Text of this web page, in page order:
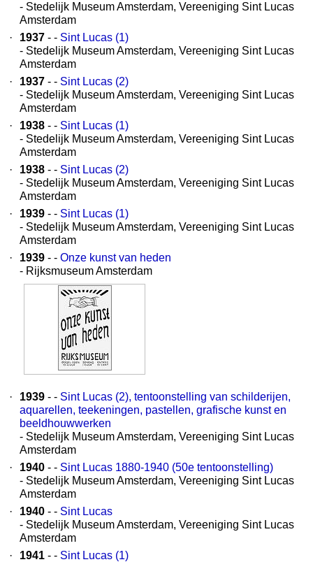
- Stedelijk Museum Amsterdam, Vereeniging Sint Lucas
Amsterdam
·
1937 - - Sint Lucas (1)
- Stedelijk Museum Amsterdam, Vereeniging Sint Lucas
Amsterdam
·
1937 - - Sint Lucas (2)
- Stedelijk Museum Amsterdam, Vereeniging Sint Lucas
Amsterdam
·
1938 - - Sint Lucas (1)
- Stedelijk Museum Amsterdam, Vereeniging Sint Lucas
Amsterdam
·
1938 - - Sint Lucas (2)
- Stedelijk Museum Amsterdam, Vereeniging Sint Lucas
Amsterdam
·
1939 - - Sint Lucas (1)
- Stedelijk Museum Amsterdam, Vereeniging Sint Lucas
Amsterdam
·
1939 - - Onze kunst van heden
- Rijksmuseum Amsterdam
· 1939 - - Sint Lucas (2), tentoonstelling van schilderijen,
aquarellen, teekeningen, pastellen, grafische kunst en
beeldhouwwerken
- Stedelijk Museum Amsterdam, Vereeniging Sint Lucas
Amsterdam
·
1940 - - Sint Lucas 1880-1940 (50e tentoonstelling)
- Stedelijk Museum Amsterdam, Vereeniging Sint Lucas
Amsterdam
·
1940 - - Sint Lucas
- Stedelijk Museum Amsterdam, Vereeniging Sint Lucas
Amsterdam
·
1941 - - Sint Lucas (1)